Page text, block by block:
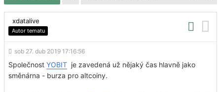
xdatalive
Autor tematu
sob 27. dub 2019 17:16:56
Společnost YOBIT je zavedená už nějaký čas hlavně jako
směnárna - burza pro altcoiny.